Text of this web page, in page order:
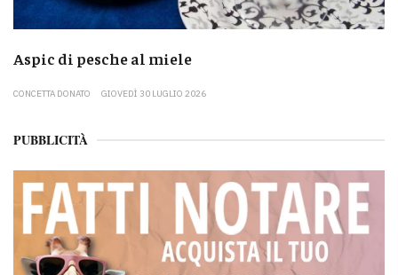
Aspic di pesche al miele
CONCETTA DONATO GIOVEDÌ 30 LUGLIO 2026
PUBBLICITÀ